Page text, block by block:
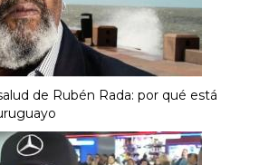
de Rubén Rada: por qué está